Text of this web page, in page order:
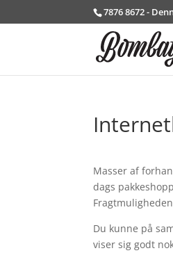
7876 8672 -
Masser af
dags
Du kunne på
viser sig godt